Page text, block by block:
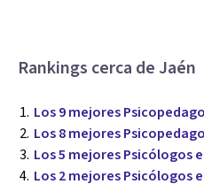
Rankings cerca de Jaén
Los 9 mejores
Los 8 mejores
Los 5 mejores Psicólogos
Los 2 mejores Psicólogos